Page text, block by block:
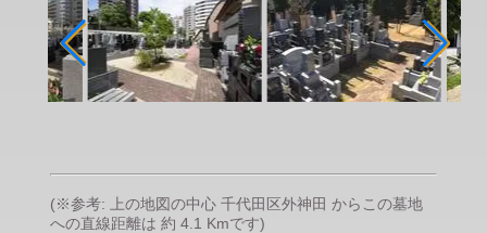
(※参考: 上の地図の中心 千代田区外神田 からこの墓地
への直線距離は 約 4.1 Kmです)